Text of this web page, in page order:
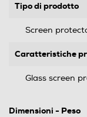
Tipo di prodotto
Screen
Caratteristiche
Glass screen
Dimensioni - Peso